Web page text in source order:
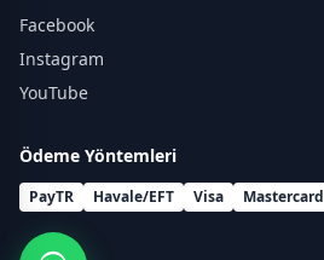
Facebook
Instagram
YouTube
Ödeme Yöntemleri
PayTR Havale/EFT Visa Mastercard